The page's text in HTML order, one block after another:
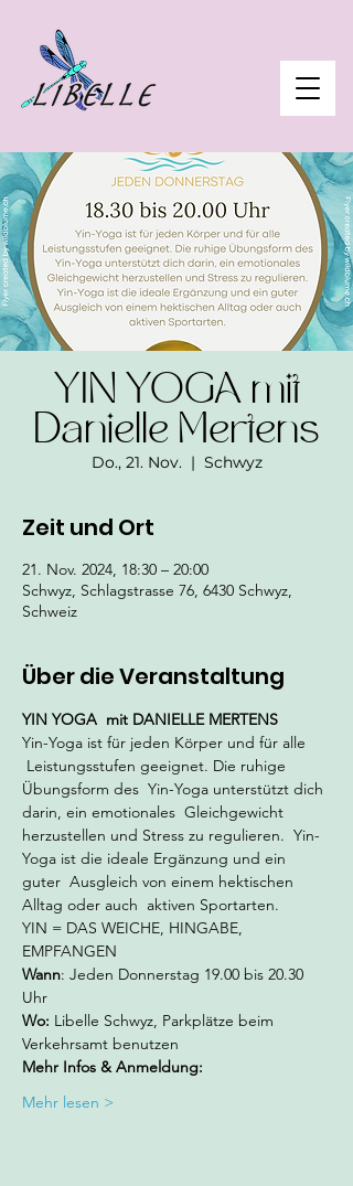
YIN YOGA mit
Danielle Mertens
Do., 21. Nov.
  |
Schwyz
Zeit und Ort
21. Nov. 2024, 18:30 – 20:00
Schwyz, Schlagstrasse 76, 6430 Schwyz,
Schweiz
Über die Veranstaltung
YIN YOGA mit DANIELLE MERTENS
Yin-Yoga ist für jeden Körper und für alle
Leistungsstufen geeignet. Die ruhige
Übungsform des  Yin-Yoga unterstützt dich
darin, ein emotionales  Gleichgewicht
herzustellen und Stress zu regulieren.  Yin-
Yoga ist die ideale Ergänzung und ein
guter  Ausgleich von einem hektischen
Alltag oder auch  aktiven Sportarten.
YIN = DAS WEICHE, HINGABE,
EMPFANGEN
Wann: Jeden Donnerstag 19.00 bis 20.30
Uhr
Wo: Libelle Schwyz, Parkplätze beim
Verkehrsamt benutzen
Mehr Infos & Anmeldung:
Mehr lesen >